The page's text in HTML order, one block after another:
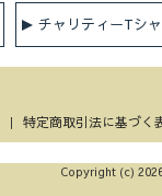
チャリティーTシ
｜ 特定商取引法に基づく
Copyright (c)